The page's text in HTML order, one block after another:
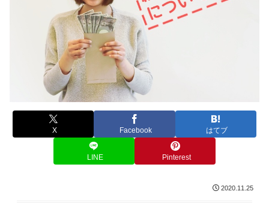
X Facebook はてブ
LINE Pinterest
2020.11.25